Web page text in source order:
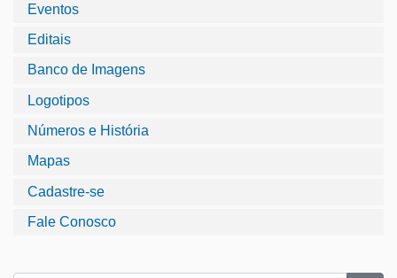
Eventos
Editais
Banco de Imagens
Logotipos
Números e História
Mapas
Cadastre-se
Fale Conosco